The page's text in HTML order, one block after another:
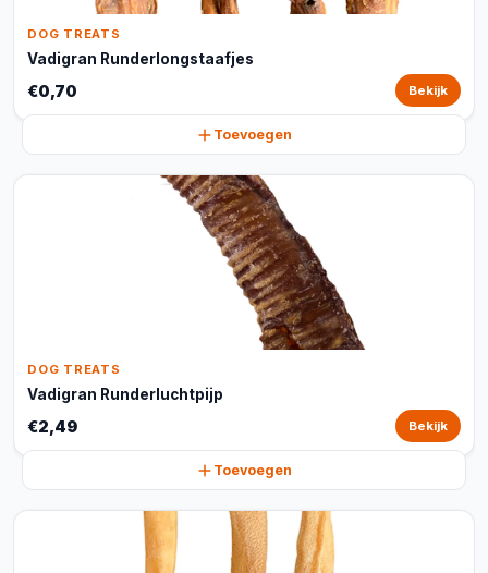
DOG TREATS
Vadigran Runderlongstaafjes
€0,70 Bekijk
Toevoegen
DOG TREATS
Vadigran Runderluchtpijp
€2,49 Bekijk
Toevoegen